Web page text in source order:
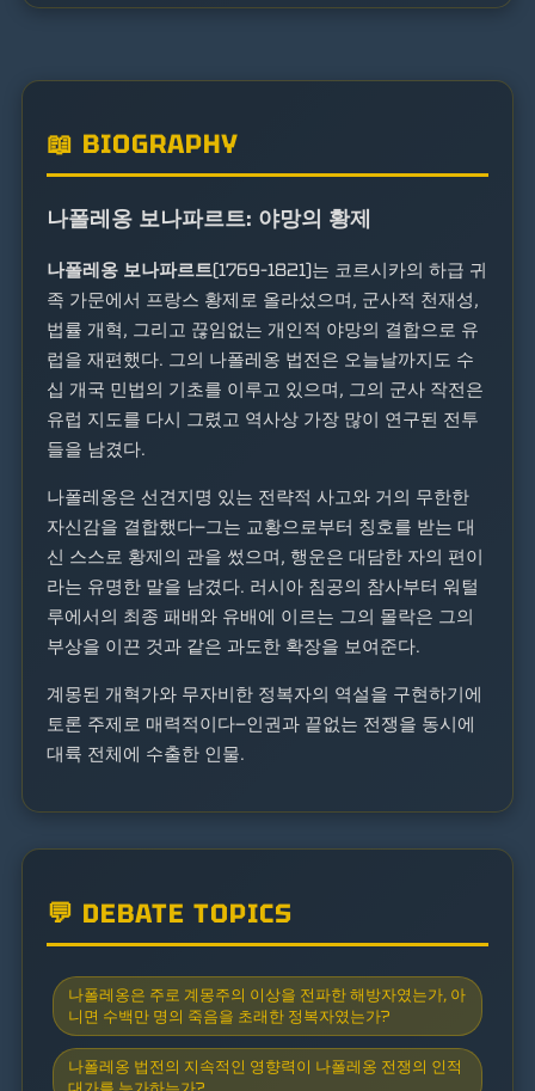
📖 BIOGRAPHY
나폴레옹 보나파르트: 야망의 황제
나폴레옹 보나파르트(1769–1821)는 코르시카의 하급 귀
족 가문에서 프랑스 황제로 올라섰으며, 군사적 천재성,
법률 개혁, 그리고 끊임없는 개인적 야망의 결합으로 유
럽을 재편했다. 그의 나폴레옹 법전은 오늘날까지도 수
십 개국 민법의 기초를 이루고 있으며, 그의 군사 작전은
유럽 지도를 다시 그렸고 역사상 가장 많이 연구된 전투
들을 남겼다.
나폴레옹은 선견지명 있는 전략적 사고와 거의 무한한
자신감을 결합했다—그는 교황으로부터 칭호를 받는 대
신 스스로 황제의 관을 썼으며, 행운은 대담한 자의 편이
라는 유명한 말을 남겼다. 러시아 침공의 참사부터 워털
루에서의 최종 패배와 유배에 이르는 그의 몰락은 그의
부상을 이끈 것과 같은 과도한 확장을 보여준다.
계몽된 개혁가와 무자비한 정복자의 역설을 구현하기에
토론 주제로 매력적이다—인권과 끝없는 전쟁을 동시에
대륙 전체에 수출한 인물.
💬 DEBATE TOPICS
나폴레옹은 주로 계몽주의 이상을 전파한 해방자였는가, 아
니면 수백만 명의 죽음을 초래한 정복자였는가?
나폴레옹 법전의 지속적인 영향력이 나폴레옹 전쟁의 인적